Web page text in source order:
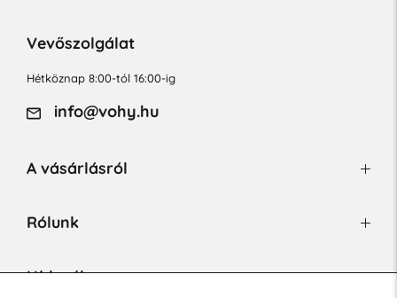
Vevőszolgálat
Hétköznap 8:00-tól 16:00-ig
info@vohy.hu
A vásárlásról
Rólunk
Hírlevél